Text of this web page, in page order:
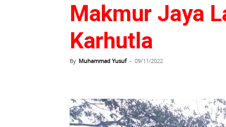
Makmur Jaya
Karhutla
By Muhammad Yusuf - 09/11/2022